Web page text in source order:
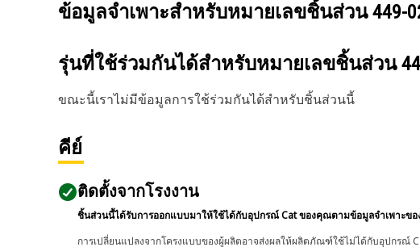
ข้อมูลจำเพาะสำหรับหมายเลขชิ้นส่วน449-
รุ่นที่ใช้ร่วมกันได้สำหรับหมายเลขชิ้นส่วน
ขณะนี้เราไม่มีข้อมูลการใช้ร่วมกันได้สำหรับชิ้นส่วนนี้
คีย์
ติดตั้งจากโรงงาน
ชิ้นส่วนนี้ได้รับการออกแบบมาให้ใช้ได้กับอุปกรณ์ Cat ของคุณตามข้อมูลจำเพาะขอ
การเปลี่ยนแปลงจากโครงแบบของผู้ผลิตอาจส่งผลให้ผลิตภัณฑ์ใช้ไม่ได้กับอุปกร